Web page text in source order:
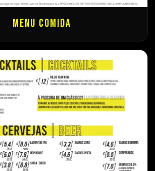
Menu Comida